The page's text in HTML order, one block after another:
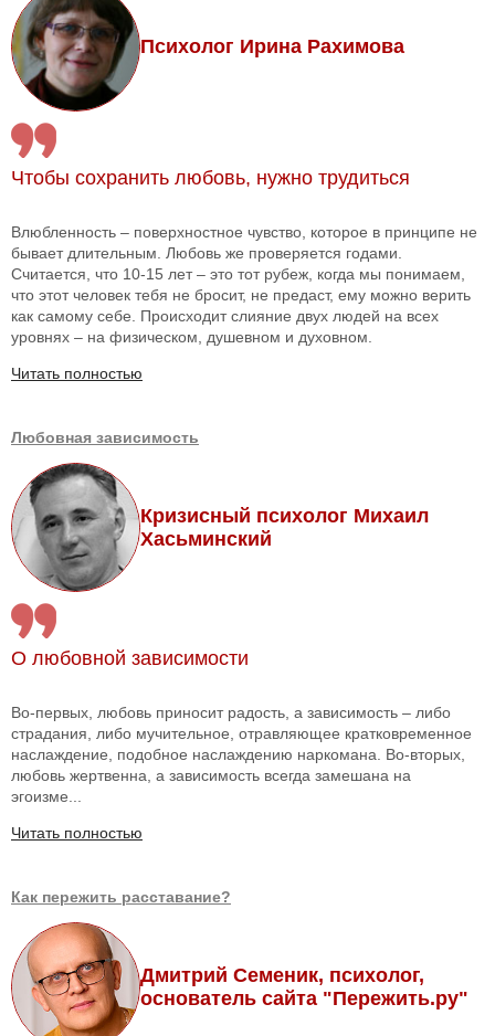
Психолог Ирина Рахимова
Чтобы сохранить любовь, нужно трудиться
Влюбленность – поверхностное чувство, которое в принципе не
бывает длительным. Любовь же проверяется годами.
Считается, что 10-15 лет – это тот рубеж, когда мы понимаем,
что этот человек тебя не бросит, не предаст, ему можно верить
как самому себе. Происходит слияние двух людей на всех
уровнях – на физическом, душевном и духовном.
Читать полностью
Любовная зависимость
Кризисный психолог Михаил
Хасьминский
О любовной зависимости
Во-первых, любовь приносит радость, а зависимость – либо
страдания, либо мучительное, отравляющее кратковременное
наслаждение, подобное наслаждению наркомана. Во-вторых,
любовь жертвенна, а зависимость всегда замешана на
эгоизме...
Читать полностью
Как пережить расставание?
Дмитрий Семеник, психолог,
основатель сайта "Пережить.ру"